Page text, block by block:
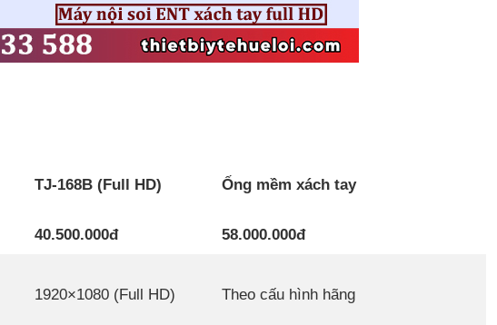
TJ-168B (Full HD) Ống mềm xách tay
40.500.000đ 58.000.000đ
1920×1080 (Full HD) Theo cấu hình hãng